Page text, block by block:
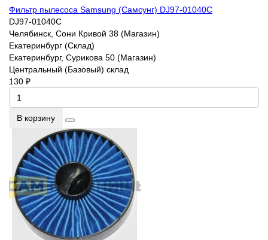
Фильтр пылесоса Samsung (Самсунг) DJ97-01040C
DJ97-01040C
Челябинск, Сони Кривой 38 (Магазин)
Екатеринбург (Склад)
Екатеринбург, Сурикова 50 (Магазин)
Центральный (Базовый) склад
130 ₽
В корзину